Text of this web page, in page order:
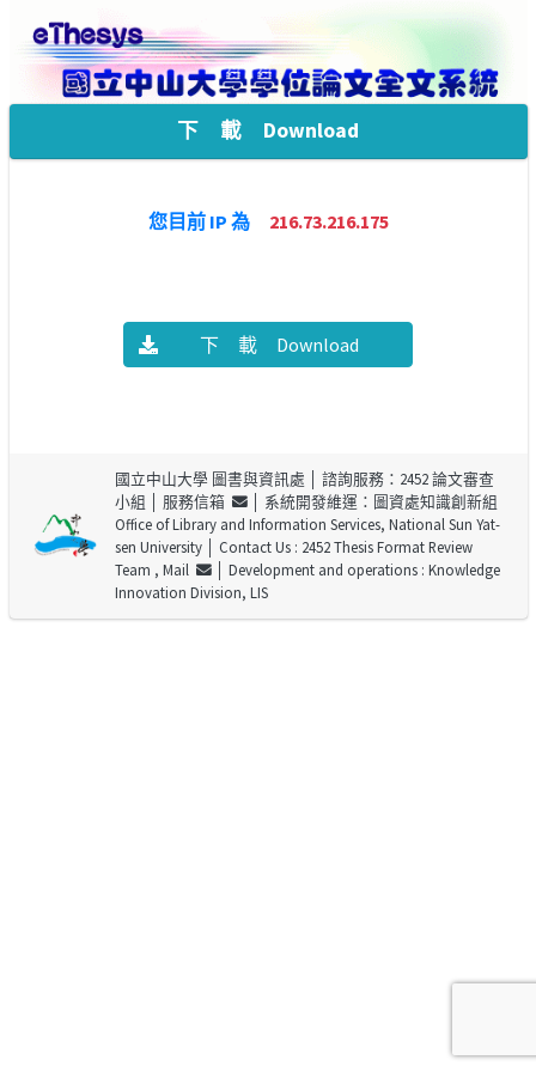
下 載 Download
您目前 IP 為 216.73.216.175
下 載 Download
國立中山大學 圖書與資訊處 │ 諮詢服務：2452 論文審查
小組 │ 服務信箱
│ 系統開發維運：圖資處知識創新組
Office of Library and Information Services, National Sun Yat-
sen University│ Contact Us : 2452 Thesis Format Review
Team , Mail
│ Development and operations : Knowledge
Innovation Division, LIS